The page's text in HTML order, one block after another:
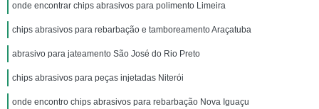
onde encontrar chips abrasivos para polimento Limeira
chips abrasivos para rebarbação e tamboreamento Araçatuba
abrasivo para jateamento São José do Rio Preto
chips abrasivos para peças injetadas Niterói
onde encontro chips abrasivos para rebarbação Nova Iguaçu